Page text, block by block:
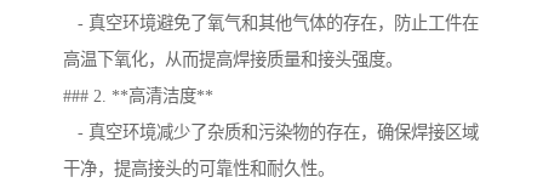
- 真空环境避免了氧气和其他气体的存在，防止工件在
高温下氧化，从而提高焊接质量和接头强度。
### 2. **高清洁度**
- 真空环境减少了杂质和污染物的存在，确保焊接区域
干净，提高接头的可靠性和耐久性。